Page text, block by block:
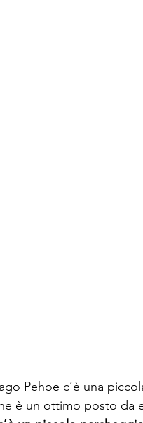
Pehoe c’è una
è un ottimo posto da